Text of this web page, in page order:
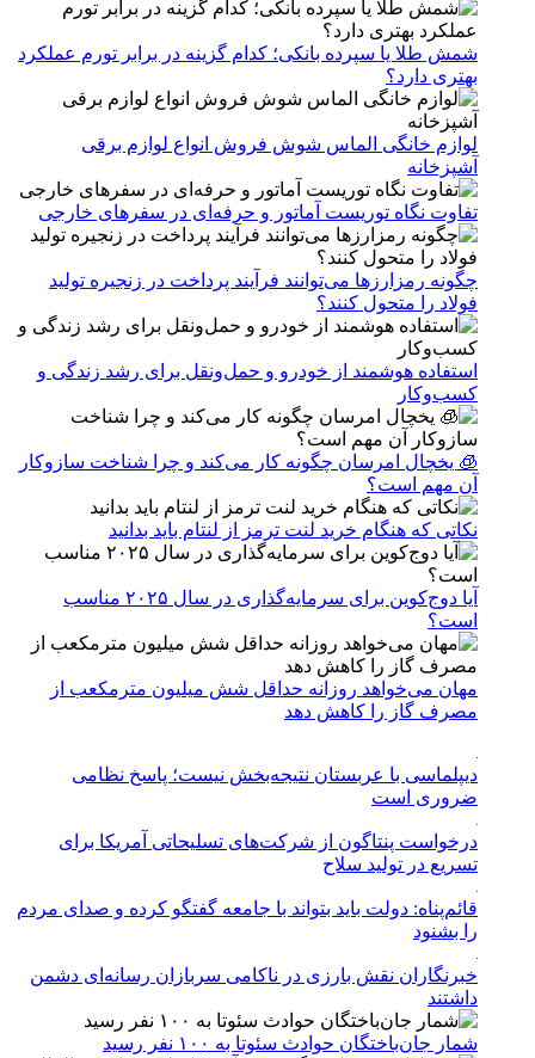
شمش طلا یا سپرده بانکی؛ کدام گزینه در برابر تورم عملکرد
بهتری دارد؟
لوازم خانگی الماس شوش فروش انواع لوازم برقی
آشپزخانه
تفاوت نگاه توریست آماتور و حرفه‌ای در سفرهای خارجی
چگونه رمزارزها می‌توانند فرآیند پرداخت در زنجیره تولید
فولاد را متحول کنند؟
استفاده هوشمند از خودرو و حمل‌ونقل برای رشد زندگی و
کسب‌وکار
🧊 یخچال امرسان چگونه کار می‌کند و چرا شناخت سازوکار
آن مهم است؟
نکاتی که هنگام خرید لنت ترمز از لنتام باید بدانید
آیا دوج‌کوین برای سرمایه‌گذاری در سال ۲۰۲۵ مناسب
است؟
مهان می‌خواهد روزانه حداقل شش میلیون مترمکعب از
مصرف گاز را کاهش دهد
دیپلماسی با عربستان نتیجه‌بخش نیست؛ پاسخ نظامی
ضروری است
درخواست پنتاگون از شرکت‌های تسلیحاتی آمریکا برای
تسریع در تولید سلاح
قائم‌پناه: دولت باید بتواند با جامعه گفتگو کرده و صدای مردم
را بشنود
خبرنگاران نقش بارزی در ناکامی سربازان رسانه‌ای دشمن
داشتند
شمار جان‌باختگان حوادث سئوتا به ۱۰۰ نفر رسید